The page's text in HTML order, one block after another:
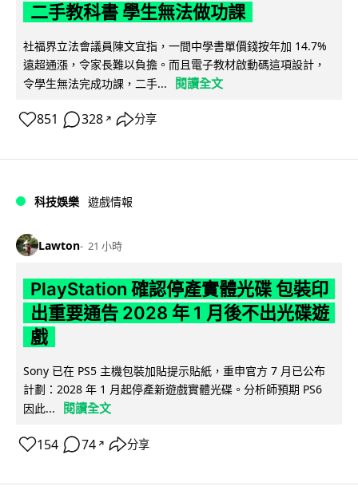
二手教科書 學生無法做功課
社福界立法會議員陳文宜指，一間中學書單價錢按年加 14.7%
遠超通漲，令家長難以負擔。而且電子教材啟動碼這項設計，
令學生無法完成功課，二手...
閱讀全文
851 328 ↗ 分享
科技娛樂 遊戲情報
Lawton 21 小時
PlayStation 確認停產實體光碟 包裝印
出重要通告 2028 年 1 月後不出光碟遊
戲
Sony 已在 PS5 主機包裝加貼提示貼紙，重申官方 7 月已公布
計劃：2028 年 1 月起停產新遊戲實體光碟。分析師預期 PS6
因此...
閱讀全文
154 74 ↗ 分享